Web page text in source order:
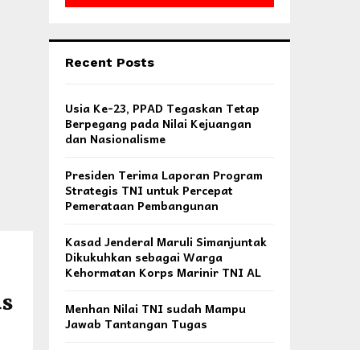
Recent Posts
Usia Ke-23, PPAD Tegaskan Tetap
Berpegang pada Nilai Kejuangan
dan Nasionalisme
Presiden Terima Laporan Program
Strategis TNI untuk Percepat
Pemerataan Pembangunan
Kasad Jenderal Maruli Simanjuntak
Dikukuhkan sebagai Warga
Kehormatan Korps Marinir TNI AL
Menhan Nilai TNI sudah Mampu
Jawab Tantangan Tugas